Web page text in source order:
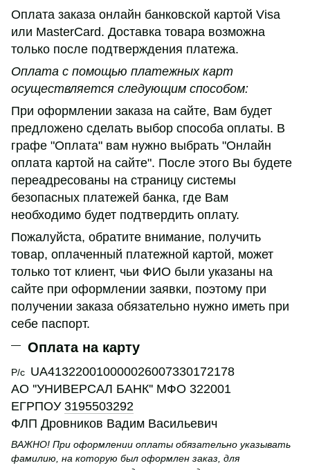
Оплата заказа онлайн банковской картой Visa
или MasterCard. Доставка товара возможна
только после подтверждения платежа.
Оплата с помощью платежных карт
осуществляется следующим способом:
При оформлении заказа на сайте, Вам будет
предложено сделать выбор способа оплаты. В
графе "Оплата" вам нужно выбрать "Онлайн
оплата картой на сайте". После этого Вы будете
переадресованы на страницу системы
безопасных платежей банка, где Вам
необходимо будет подтвердить оплату.
Пожалуйста, обратите внимание, получить
товар, оплаченный платежной картой, может
только тот клиент, чьи ФИО были указаны на
сайте при оформлении заявки, поэтому при
получении заказа обязательно нужно иметь при
себе паспорт.
Оплата на карту
Р/с UA413220010000026007330172178
АО ''УНИВЕРСАЛ БАНК'' МФО 322001
ЕГРПОУ 3195503292
ФЛП Дровников Вадим Васильевич
ВАЖНО! При оформлении оплаты обязательно указывать
фамилию, на которую был оформлен заказ, для